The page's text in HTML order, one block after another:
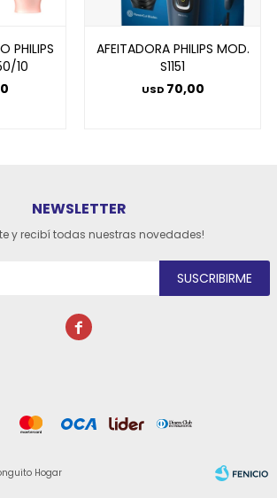
PHILIPS
10
AFEITADORA PHILIPS MOD.
S1151
USD 70,00
NEWSLETTER
y recibí todas nuestras novedades!
SUSCRIBIRME

Hogar